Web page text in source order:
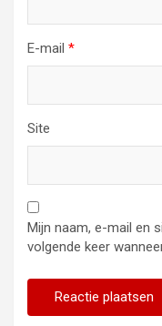
E-mail *
Site
Mijn naam, e-mail en
volgende keer